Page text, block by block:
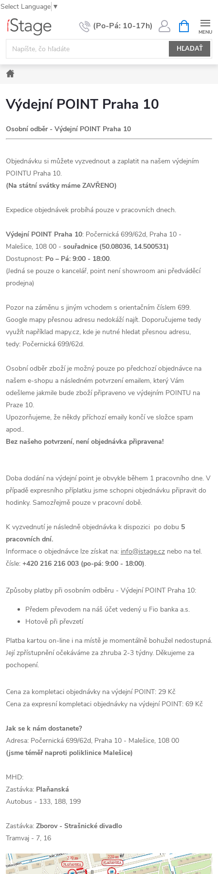
Select Language ▼
Prejsť
obsah
HĽADAŤ
KOŠÍK
Výdejní POINT Praha 10
Osobní odběr - Výdejní POINT Praha 10
Objednávku si můžete vyzvednout a zaplatit na našem výdejním
POINTU Praha 10.
(Na státní svátky máme ZAVŘENO)
Expedice objednávek probíhá pouze v pracovních dnech.
Výdejní POINT Praha 10: Počernická 699/62d, Praha 10 -
Malešice, 108 00 - souřadnice (50.08036, 14.500531)
Dostupnost: Po – Pá: 9:00 - 18:00.
(Jedná se pouze o kancelář, point není showroom ani předváděcí
prodejna)
Pozor na záměnu s jiným vchodem s orientačním číslem 699.
Google mapy přesnou adresu nedokáží najít. Doporučujeme tedy
využít například mapy.cz, kde je nutné hledat přesnou adresu,
tedy: Počernická 699/62d.
Osobní odběr zboží je možný pouze po předchozí objednávce na
našem e-shopu a následném potvrzení emailem, který Vám
odešleme jakmile bude zboží připraveno ve výdejním POINTU na
Praze 10.
Upozorňujeme, že někdy příchozí emaily končí ve složce spam
apod..
Bez našeho potvrzení, není objednávka připravena!
Doba dodání na výdejní point je obvykle během 1 pracovního dne. V
případě expresního příplatku jsme schopni objednávku připravit do
hodinky. Samozřejmě pouze v pracovní době.
K vyzvednutí je následně objednávka k dispozici po dobu 5
pracovních dní.
Informace o objednávce lze získat na: info@istage.cz nebo na tel.
čísle: +420 216 216 003 (po-pá: 9:00 - 18:00).
Způsoby platby při osobním odběru - Výdejní POINT Praha 10:
Předem převodem na náš účet vedený u Fio banka a.s.
Hotově při převzetí
Platba kartou on-line i na místě je momentálně bohužel nedostupná.
Její zpřístupnění očekáváme za zhruba 2-3 týdny. Děkujeme za
pochopení.
Cena za kompletaci objednávky na výdejní POINT: 29 Kč
Cena za expresní kompletaci objednávky na výdejní POINT: 69 Kč
Jak se k nám dostanete?
Adresa: Počernická 699/62d, Praha 10 - Malešice, 108 00
(jsme téměř naproti poliklinice Malešice)
MHD:
Zastávka: Plaňanská
Autobus - 133, 188, 199
Zastávka: Zborov - Strašnické divadlo
Tramvaj - 7, 16